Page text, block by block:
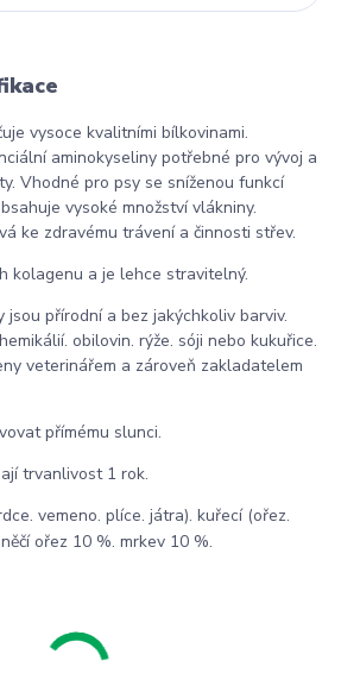
vysoce kvalitními bílkovinami.
aminokyseliny potřebné pro vývoj a
Vhodné pro psy se sníženou funkcí
vysoké množství vlákniny.
ke zdravému trávení a činnosti střev.
kolagenu a je lehce stravitelný.
přírodní a bez jakýchkoliv barviv.
obilovin. rýže. sóji nebo kukuřice.
veterinářem a zároveň zakladatelem
přímému slunci.
trvanlivost 1 rok.
vemeno. plíce. játra). kuřecí (ořez.
ořez 10 %. mrkev 10 %.